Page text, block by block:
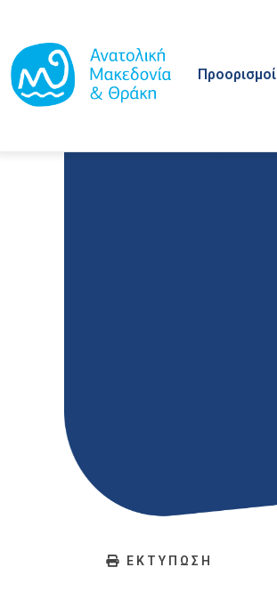
Προορισμοί
ΕΚΤΥΠΩΣΗ